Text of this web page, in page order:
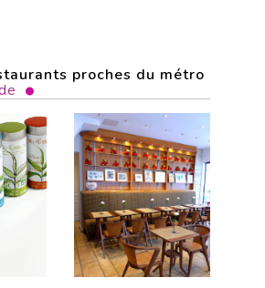
proches du métro